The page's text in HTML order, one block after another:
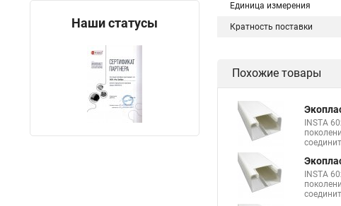
Наши статусы
Единица измерения
Кратность поставки
Похожие товары
INSTA
INSTA